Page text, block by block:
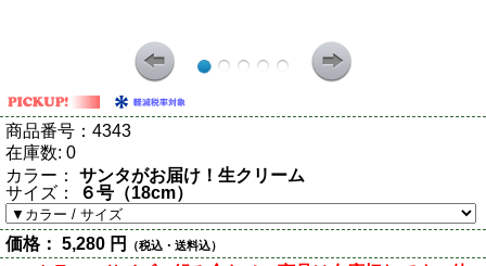
商品番号： 4343
在庫数: 0
カラー：
サンタがお届け！生クリーム
サイズ：
６号（18cm）
価格： 5,280 円 （税込・送料込）